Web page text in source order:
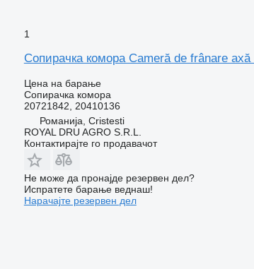
1
Сопирачка комора Cameră de frânare
Цена на барање
Сопирачка комора
20721842, 20410136
Романија, Cristesti
ROYAL DRU AGRO S.R.L.
Контактирајте го продавачот
Не може да пронајде резервен дел?
Испратете барање веднаш!
Нарачајте резервен дел